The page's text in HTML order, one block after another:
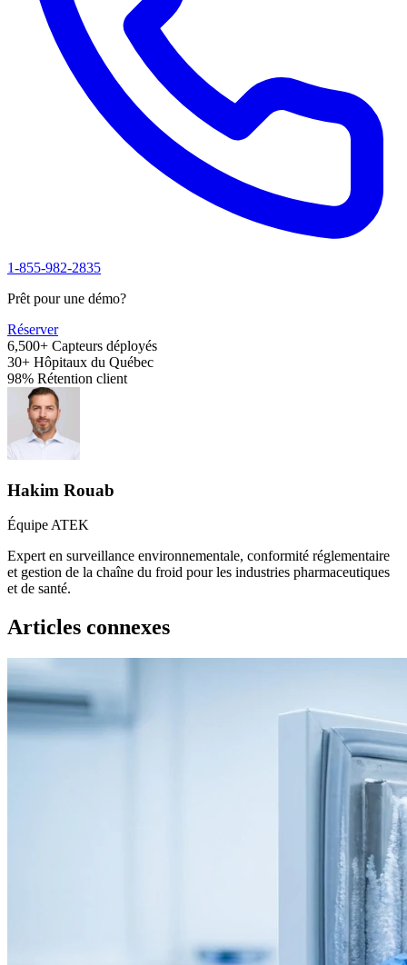
1-855-982-2835
Prêt pour une démo?
Réserver
6,500+ Capteurs déployés
30+ Hôpitaux du Québec
98% Rétention client
Hakim Rouab
Équipe ATEK
Expert en surveillance environnementale, conformité réglementaire
et gestion de la chaîne du froid pour les industries pharmaceutiques
et de santé.
Articles connexes